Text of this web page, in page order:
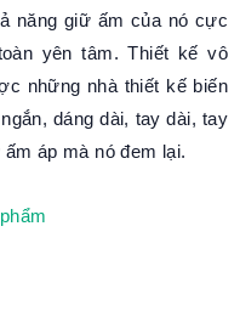
năng giữ ấm của nó cực
yên tâm. Thiết kế vô
những nhà thiết kế biến
dáng dài, tay dài, tay
áp mà nó đem lại.